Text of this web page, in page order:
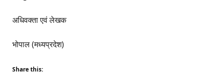
अधिवक्ता एवं लेखक
भोपाल (मध्यप्रदेश)
Share this: